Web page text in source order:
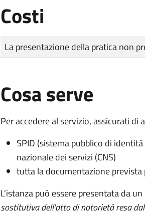
Costi
Tipo di pagamento
Importo
La presentazione della pratica non
Cosa serve
Per accedere al servizio, assicurati di
SPID (sistema pubblico di
nazionale dei servizi (CNS)
tutta la documentazione prevista
L'istanza può essere presentata da
sostitutiva dell'atto di notorietà resa